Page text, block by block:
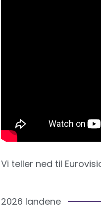
Vi teller ned til
2026 landene